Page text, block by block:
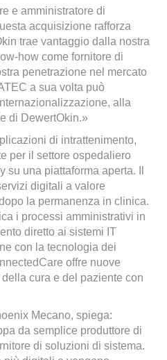
e amministratore di
acquisizione rafforza
trae vantaggio dalla nostra
how come fornitore di
penetrazione nel mercato
a sua volta può
alla
di DewertOkin.»
di intrattenimento,
per il settore ospedaliero
su una piattaforma aperta. Il
digitali a valore
la permanenza in clinica.
i processi amministrativi in
diretto ai sistemi IT
con la tecnologia dei
offre nuove
cura e del paziente con
Mecano, spiega:
da semplice produttore di
di soluzioni di sistema.